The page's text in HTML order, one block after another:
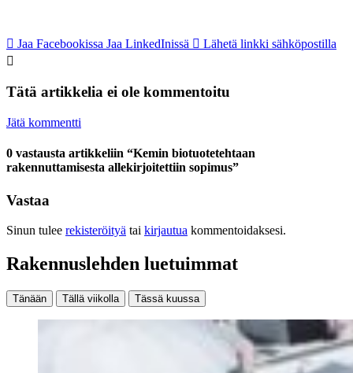
Jaa Facebookissa Jaa LinkedInissä Lähetä linkki sähköpostilla
Tätä artikkelia ei ole kommentoitu
Jätä kommentti
0 vastausta artikkeliin “Kemin biotuotetehtaan
rakennuttamisesta allekirjoitettiin sopimus”
Vastaa
Sinun tulee rekisteröityä tai kirjautua kommentoidaksesi.
Rakennuslehden luetuimmat
Tänään Tällä viikolla Tässä kuussa